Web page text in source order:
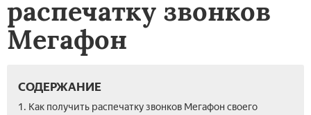
распечатку звонков
Мегафон
СОДЕРЖАНИЕ
1. Как получить распечатку звонков Мегафон своего